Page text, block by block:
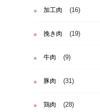
加工肉 (16)
挽き肉 (19)
牛肉 (9)
豚肉 (31)
鶏肉 (28)